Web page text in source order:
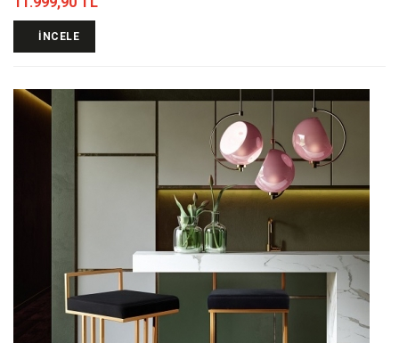
İNCELE